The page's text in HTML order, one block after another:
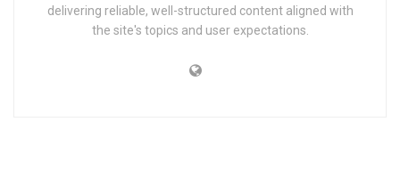
delivering reliable, well-structured content aligned with
the site's topics and user expectations.